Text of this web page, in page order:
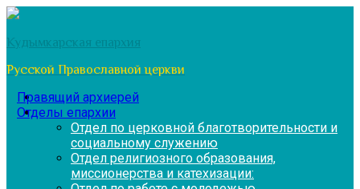
Перейти
содержимому
Кудымкарская епархия
Русской Православной церкви
Правящий архиерей
Отделы епархии
Отдел по церковной благотворительности и
социальному служению
Отдел религиозного образования,
миссионерства и катехизации: